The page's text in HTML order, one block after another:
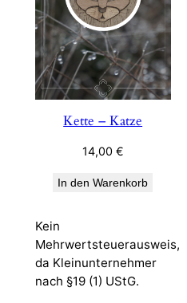
Kette – Katze
14,00 €
In den Warenkorb
Kein
Mehrwertsteuerausweis,
da Kleinunternehmer
nach §19 (1) UStG.